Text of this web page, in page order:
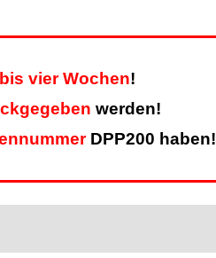
vier Wochen!
werden!
DPP200 haben!